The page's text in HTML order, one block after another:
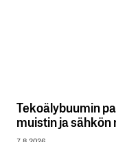
Tekoälybuumin
muistin ja